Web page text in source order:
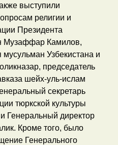
выступили
религии и
Президента
н Музаффар Камилов,
Узбекистана и
председатель
шейх-уль-ислам
секретарь
тюркской культуры
директор
Кроме того, было
Генерального